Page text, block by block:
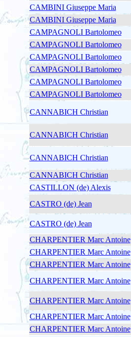
CAMBINI Giuseppe Maria
CAMBINI Giuseppe Maria
CAMPAGNOLI Bartolomeo
CAMPAGNOLI Bartolomeo
CAMPAGNOLI Bartolomeo
CAMPAGNOLI Bartolomeo
CAMPAGNOLI Bartolomeo
CAMPAGNOLI Bartolomeo
CANNABICH Christian
CANNABICH Christian
CANNABICH Christian
CANNABICH Christian
CASTILLON (de) Alexis
CASTRO (de) Jean
CASTRO (de) Jean
CHARPENTIER Marc Antoine
CHARPENTIER Marc Antoine
CHARPENTIER Marc Antoine
CHARPENTIER Marc Antoine
CHARPENTIER Marc Antoine
CHARPENTIER Marc Antoine
CHARPENTIER Marc Antoine